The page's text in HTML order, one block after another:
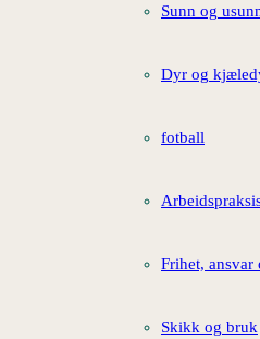
Sunn og
Dyr og
fotball
Frihet, ansvar
Skikk og bruk